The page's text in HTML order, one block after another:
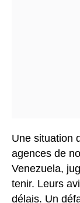
Une situation
agences de
Venezuela,
tenir. Leurs
délais. Un